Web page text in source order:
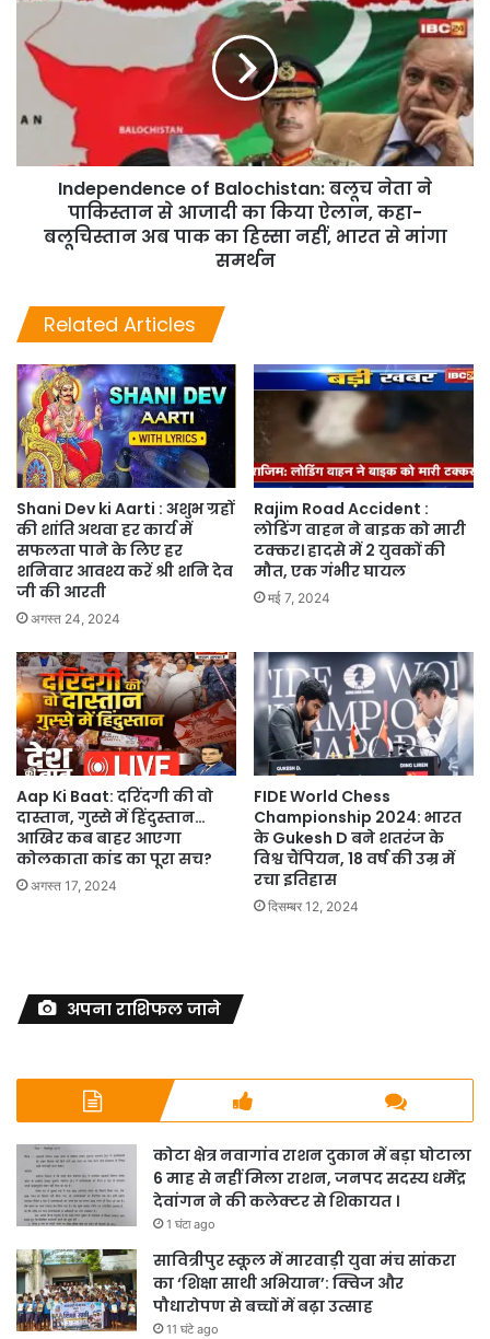
Independence of Balochistan: बलूच नेता ने
पाकिस्तान से आजादी का किया ऐलान, कहा-
बलूचिस्तान अब पाक का हिस्सा नहीं, भारत से मांगा
समर्थन
Related Articles
Shani Dev ki Aarti : अशुभ ग्रहों
की शांति अथवा हर कार्य में
सफलता पाने के लिए हर
शनिवार आवश्य करें श्री शनि देव
जी की आरती
अगस्त 24, 2024
Rajim Road Accident :
लोडिंग वाहन ने बाइक को मारी
टक्कर। हादसे में 2 युवकों की
मौत, एक गंभीर घायल
मई 7, 2024
Aap Ki Baat: दरिंदगी की वो
दास्तान, गुस्से में हिंदुस्तान…
आखिर कब बाहर आएगा
कोलकाता कांड का पूरा सच?
अगस्त 17, 2024
FIDE World Chess
Championship 2024: भारत
के Gukesh D बने शतरंज के
विश्व चैंपियन, 18 वर्ष की उम्र में
रचा इतिहास
दिसम्बर 12, 2024
अपना राशिफल जाने
कोटा क्षेत्र नवागांव राशन दुकान में बड़ा घोटाला
6 माह से नहीं मिला राशन, जनपद सदस्य धर्मेंद्र
देवांगन ने की कलेक्टर से शिकायत ।
1 घंटा ago
सावित्रीपुर स्कूल में मारवाड़ी युवा मंच सांकरा
का ‘शिक्षा साथी अभियान’: क्विज और
पौधारोपण से बच्चों में बढ़ा उत्साह
11 घंटे ago